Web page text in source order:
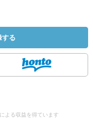
する
よる収益を得ています